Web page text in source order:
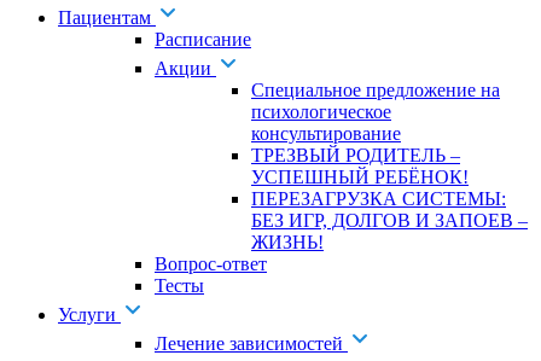
Пациентам
Расписание
Акции
Специальное предложение на
психологическое
консультирование
ТРЕЗВЫЙ РОДИТЕЛЬ –
УСПЕШНЫЙ РЕБЁНОК!
ПЕРЕЗАГРУЗКА СИСТЕМЫ:
БЕЗ ИГР, ДОЛГОВ И ЗАПОЕВ –
ЖИЗНЬ!
Вопрос-ответ
Тесты
Услуги
Лечение зависимостей